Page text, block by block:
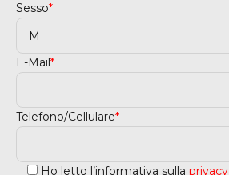
Sesso*
E-Mail*
Telefono/Cellulare*
Ho letto l’informativa sulla privacy